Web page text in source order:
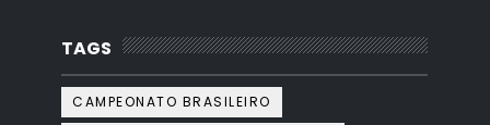
TAGS
CAMPEONATO BRASILEIRO